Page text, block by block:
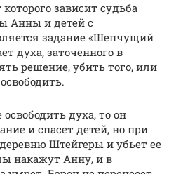
зависит судьба
Анны и детей с
задание «Шепчущий
духа, заточенного в
решение, убить того, или
духа, то он
и спасет детей, но при
Штейгеры и убьет ее
накажут Анну, и в